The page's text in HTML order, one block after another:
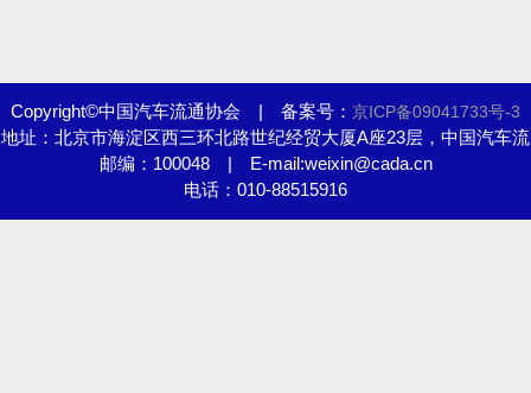
Copyright©中国汽车流通协会 | 备案号： 京ICP备09041733号-3
地址：北京市海淀区西三环北路世纪经贸大厦A座23层，中国汽车流
通协会
邮编：100048 | E-mail:weixin@cada.cn
电话：010-88515916